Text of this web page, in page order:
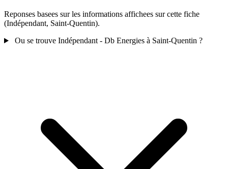
Reponses basees sur les informations affichees sur cette fiche
(Indépendant, Saint-Quentin).
Ou se trouve Indépendant - Db Energies à Saint-Quentin ?